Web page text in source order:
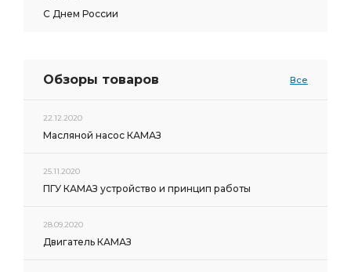
С Днем России
Обзоры товаров Все
22.12.2020
Масляной насос КАМАЗ
25.11.2020
ПГУ КАМАЗ устройство и принцип работы
28.09.2020
Двигатель КАМАЗ